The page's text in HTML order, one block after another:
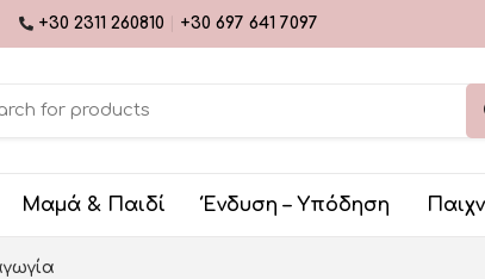
+30 2311 260810 +30 697 641 7097
Μαμά & Παιδί Ένδυση – Υπόδηση